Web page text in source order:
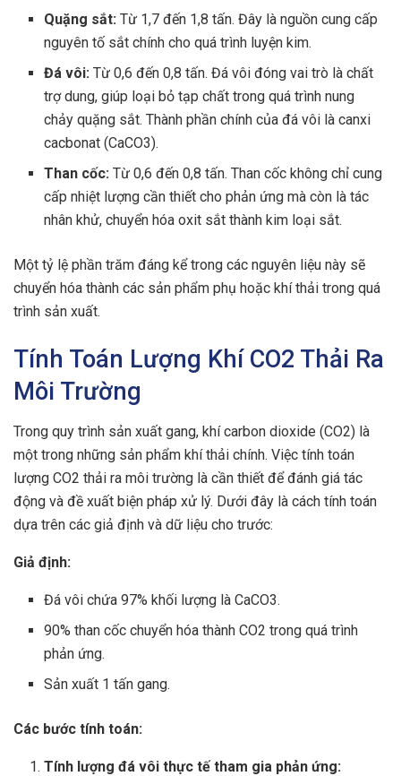
Quặng sắt: Từ 1,7 đến 1,8 tấn. Đây là nguồn cung cấp
nguyên tố sắt chính cho quá trình luyện kim.
Đá vôi: Từ 0,6 đến 0,8 tấn. Đá vôi đóng vai trò là chất
trợ dung, giúp loại bỏ tạp chất trong quá trình nung
chảy quặng sắt. Thành phần chính của đá vôi là canxi
cacbonat (CaCO3).
Than cốc: Từ 0,6 đến 0,8 tấn. Than cốc không chỉ cung
cấp nhiệt lượng cần thiết cho phản ứng mà còn là tác
nhân khử, chuyển hóa oxit sắt thành kim loại sắt.
Một tỷ lệ phần trăm đáng kể trong các nguyên liệu này sẽ
chuyển hóa thành các sản phẩm phụ hoặc khí thải trong quá
trình sản xuất.
Tính Toán Lượng Khí CO2 Thải Ra
Môi Trường
Trong quy trình sản xuất gang, khí carbon dioxide (CO2) là
một trong những sản phẩm khí thải chính. Việc tính toán
lượng CO2 thải ra môi trường là cần thiết để đánh giá tác
động và đề xuất biện pháp xử lý. Dưới đây là cách tính toán
dựa trên các giả định và dữ liệu cho trước:
Giả định:
Đá vôi chứa 97% khối lượng là CaCO3.
90% than cốc chuyển hóa thành CO2 trong quá trình
phản ứng.
Sản xuất 1 tấn gang.
Các bước tính toán:
Tính lượng đá vôi thực tế tham gia phản ứng: